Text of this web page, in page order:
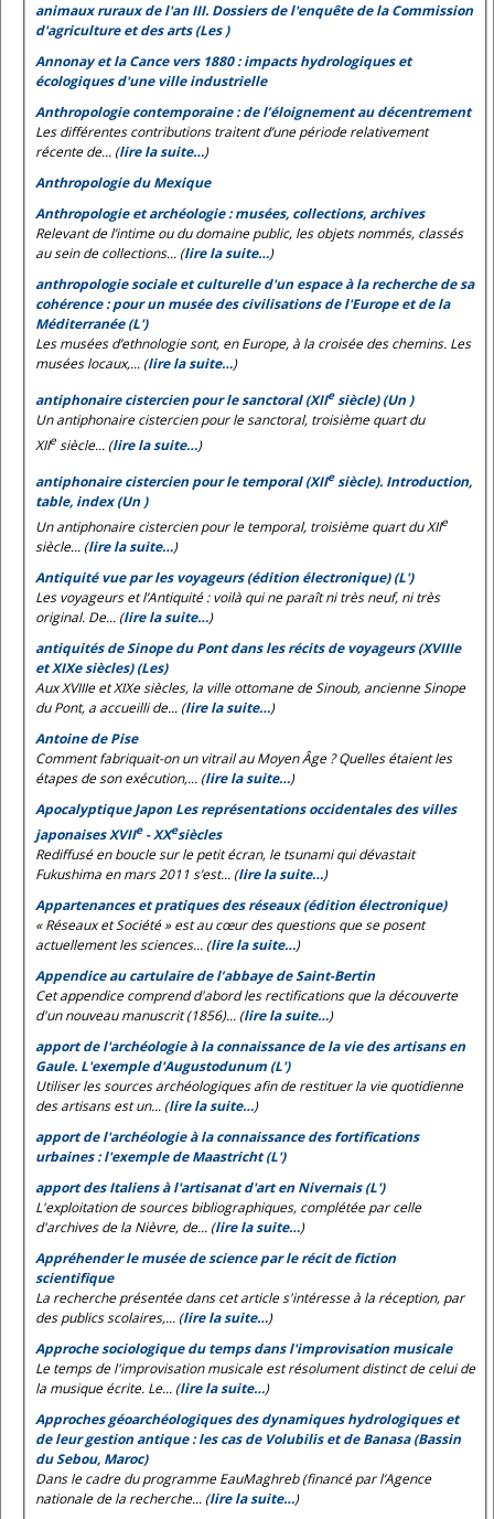
animaux ruraux de l'an III. Dossiers de l'enquête de la Commission
d'agriculture et des arts (Les )
Annonay et la Cance vers 1880 : impacts hydrologiques et
écologiques d'une ville industrielle
Anthropologie contemporaine : de l’éloignement au décentrement
Les différentes contributions traitent d’une période relativement
récente de... (lire la suite…)
Anthropologie du Mexique
Anthropologie et archéologie : musées, collections, archives
Relevant de l’intime ou du domaine public, les objets nommés, classés
au sein de collections... (lire la suite…)
anthropologie sociale et culturelle d'un espace à la recherche de sa
cohérence : pour un musée des civilisations de l'Europe et de la
Méditerranée (L')
Les musées d’ethnologie sont, en Europe, à la croisée des chemins. Les
musées locaux,... (lire la suite…)
antiphonaire cistercien pour le sanctoral (XIIesiècle) (Un )
Un antiphonaire cistercien pour le sanctoral, troisième quart du
XIIe siècle... (lire la suite…)
antiphonaire cistercien pour le temporal (XIIesiècle). Introduction,
table, index (Un )
Un antiphonaire cistercien pour le temporal, troisième quart du XIIe
siècle... (lire la suite…)
Antiquité vue par les voyageurs (édition électronique) (L')
Les voyageurs et l’Antiquité : voilà qui ne paraît ni très neuf, ni très
original. De... (lire la suite…)
antiquités de Sinope du Pont dans les récits de voyageurs (XVIIIe
et XIXe siècles) (Les)
Aux XVIIIe et XIXe siècles, la ville ottomane de Sinoub, ancienne Sinope
du Pont, a accueilli de... (lire la suite…)
Antoine de Pise
Comment fabriquait-on un vitrail au Moyen Âge ? Quelles étaient les
étapes de son exécution,... (lire la suite…)
Apocalyptique Japon Les représentations occidentales des villes
japonaises XVIIe- XXesiècles
Rediffusé en boucle sur le petit écran, le tsunami qui dévastait
Fukushima en mars 2011 s’est... (lire la suite…)
Appartenances et pratiques des réseaux (édition électronique)
« Réseaux et Société » est au cœur des questions que se posent
actuellement les sciences... (lire la suite…)
Appendice au cartulaire de l’abbaye de Saint-Bertin
Cet appendice comprend d'abord les rectifications que la découverte
d'un nouveau manuscrit (1856)... (lire la suite…)
apport de l'archéologie à la connaissance de la vie des artisans en
Gaule. L'exemple d'Augustodunum (L')
Utiliser les sources archéologiques afin de restituer la vie quotidienne
des artisans est un... (lire la suite…)
apport de l'archéologie à la connaissance des fortifications
urbaines : l'exemple de Maastricht (L')
apport des Italiens à l'artisanat d'art en Nivernais (L')
L'exploitation de sources bibliographiques, complétée par celle
d'archives de la Nièvre, de... (lire la suite…)
Appréhender le musée de science par le récit de fiction
scientifique
La recherche présentée dans cet article s'intéresse à la réception, par
des publics scolaires,... (lire la suite…)
Approche sociologique du temps dans l'improvisation musicale
Le temps de l'improvisation musicale est résolument distinct de celui de
la musique écrite. Le... (lire la suite…)
Approches géoarchéologiques des dynamiques hydrologiques et
de leur gestion antique : les cas de Volubilis et de Banasa (Bassin
du Sebou, Maroc)
Dans le cadre du programme EauMaghreb (financé par l’Agence
nationale de la recherche... (lire la suite…)